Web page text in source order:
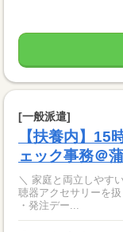
[一般派遣]
【扶養内】
ェック事務＠
＼ 家庭と両立しやすい事務ワーク ／
聴器アクセサリーを扱う部
・発注デー...